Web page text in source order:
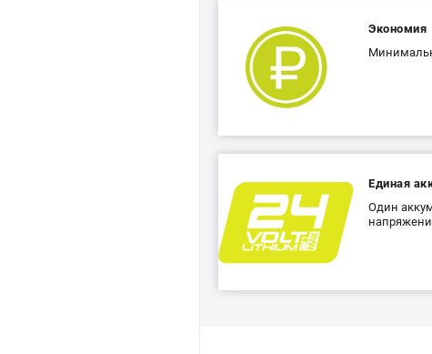
Экономия
Единая
Один